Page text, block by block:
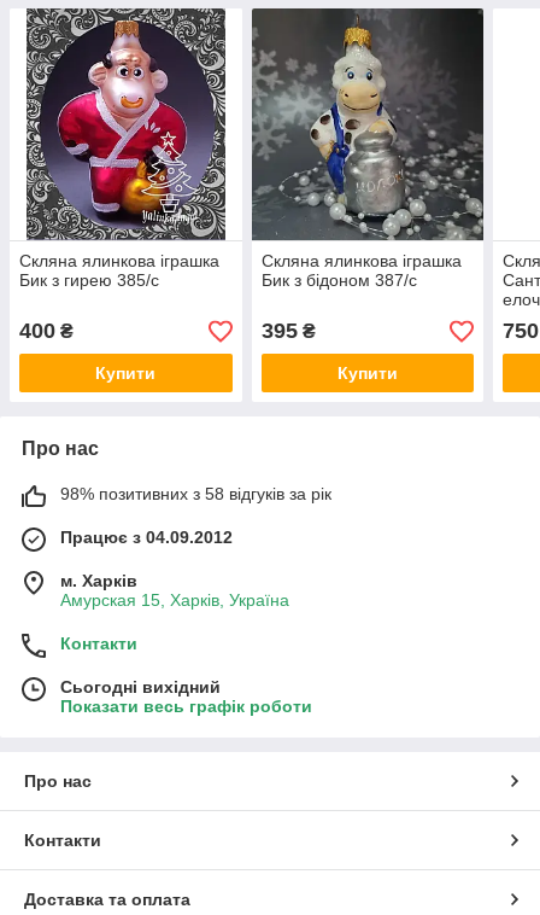
Скляна ялинкова іграшка
Бик з гирею 385/с
400 ₴
Купити
Скляна ялинкова іграшка
Бик з бідоном 387/с
395₴
Купити
750
Про нас
98% позитивних з 58 відгуків за рік
Працює з 04.09.2012
м. Харків
Амурская 15, Харків, Україна
Контакти
Сьогодні вихідний
Показати весь графік роботи
Про нас
Контакти
Доставка та оплата